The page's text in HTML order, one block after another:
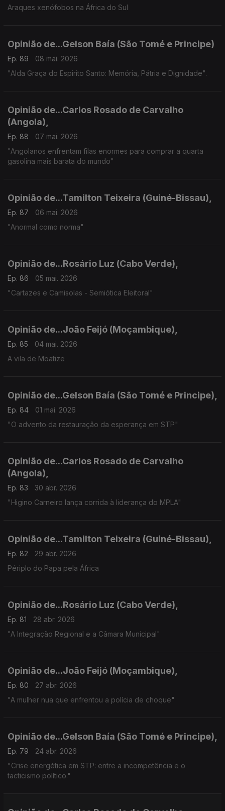
Araques xenófobos na África do Sul
Opinião de...Gelson Baía (São Tomé e Principe)
Ep. 89
08 mai. 2026
"Alda Graça do Espirito Santo: Memória, Pátria e Dignidade".
Opinião de...Carlos Rosado de Carvalho
(Angola),
Ep. 88
07 mai. 2026
"Angolanos enfrentam filas enormes para comprar a quarta
gasolina mais barata do mundo"
Opinião de...Tamilton Teixeira (Guiné-Bissau),
Ep. 87
06 mai. 2026
"Anormal como norma"
Opinião de...Rosário Luz (Cabo Verde),
Ep. 86
05 mai. 2026
"Cartazes e Camisolas - Semiótica Eleitoral"
Opinião de...João Feijó (Moçambique),
Ep. 85
04 mai. 2026
A vila de Moatize
Opinião de...Gelson Baía (São Tomé e Principe),
Ep. 84
01 mai. 2026
"O advento da restauração da esperança em STP"
Opinião de...Carlos Rosado de Carvalho
(Angola),
Ep. 83
30 abr. 2026
"Higino Carneiro lança corrida à liderança do MPLA"
Opinião de...Tamilton Teixeira (Guiné-Bissau),
Ep. 82
29 abr. 2026
Périplo do Papa pela África
Opinião de...Rosário Luz (Cabo Verde),
Ep. 81
28 abr. 2026
"A Integração Regional e a Câmara Municipal"
Opinião de...João Feijó (Moçambique),
Ep. 80
27 abr. 2026
"A mulher nua que enfrentou a polícia de choque"
Opinião de...Gelson Baía (São Tomé e Principe),
Ep. 79
24 abr. 2026
"Crise energética em STP: entre a incompetência e o
tacticismo político."